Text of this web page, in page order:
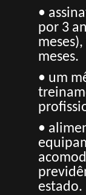
•
por 3
meses.
• um
•
estado.